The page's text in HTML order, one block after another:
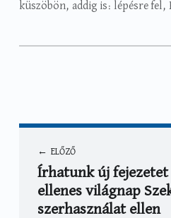
küszöbön, addig is: lépésre fel,
Bejegyzés navigáció
ELŐZŐ
Írhatunk új
ellenes világnap
szerhasználat ellen